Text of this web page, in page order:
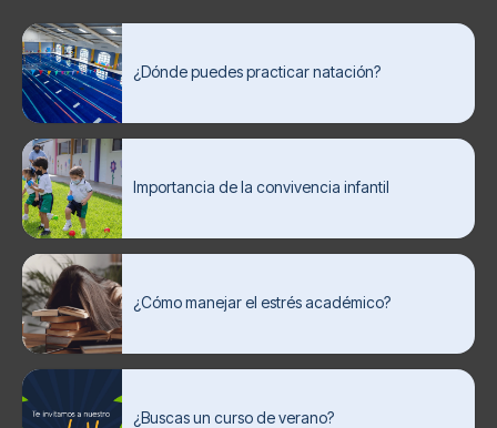
¿Dónde puedes practicar natación?
Importancia de la convivencia infantil
¿Cómo manejar el estrés académico?
¿Buscas un curso de verano?